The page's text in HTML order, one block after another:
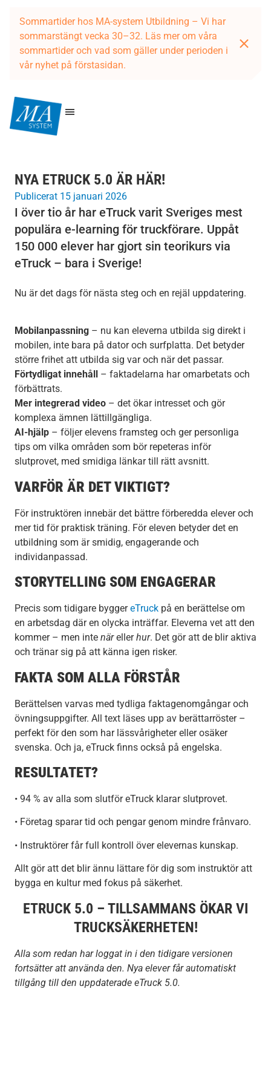
Sommartider hos MA-system Utbildning – Vi har
sommarstängt vecka 30–32. Läs mer om våra
sommartider och vad som gäller under perioden i
vår nyhet på förstasidan.
NYA ETRUCK 5.0 ÄR HÄR!
Publicerat 15 januari 2026
I över tio år har eTruck varit Sveriges mest
populära e-learning för truckförare. Uppåt
150 000 elever har gjort sin teorikurs via
eTruck – bara i Sverige!
Nu är det dags för nästa steg och en rejäl uppdatering.
Mobilanpassning – nu kan eleverna utbilda sig direkt i
mobilen, inte bara på dator och surfplatta. Det betyder
större frihet att utbilda sig var och när det passar.
Förtydligat innehåll – faktadelarna har omarbetats och
förbättrats.
Mer integrerad video – det ökar intresset och gör
komplexa ämnen lättillgängliga.
AI-hjälp – följer elevens framsteg och ger personliga
tips om vilka områden som bör repeteras inför
slutprovet, med smidiga länkar till rätt avsnitt.
VARFÖR ÄR DET VIKTIGT?
För instruktören innebär det bättre förberedda elever och
mer tid för praktisk träning. För eleven betyder det en
utbildning som är smidig, engagerande och
individanpassad.
STORYTELLING SOM ENGAGERAR
Precis som tidigare byggereTruck på en berättelse om
en arbetsdag där en olycka inträffar. Eleverna vet att den
kommer – men inte närellerhur. Det gör att de blir aktiva
och tränar sig på att känna igen risker.
FAKTA SOM ALLA FÖRSTÅR
Berättelsen varvas med tydliga faktagenomgångar och
övningsuppgifter. All text läses upp av berättarröster –
perfekt för den som har lässvårigheter eller osäker
svenska. Och ja, eTruck finns också på engelska.
RESULTATET?
• 94 % av alla som slutför eTruck klarar slutprovet.
• Företag sparar tid och pengar genom mindre frånvaro.
• Instruktörer får full kontroll över elevernas kunskap.
Allt gör att det blir ännu lättare för dig som instruktör att
bygga en kultur med fokus på säkerhet.
ETRUCK 5.0 – TILLSAMMANS ÖKAR VI
TRUCKSÄKERHETEN!
Alla som redan har loggat in i den tidigare versionen
fortsätter att använda den. Nya elever får automatiskt
tillgång till den uppdaterade eTruck 5.0.